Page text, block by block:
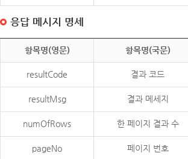
응답 메시지 명세
항목명(영문) 항목명(국문)
resultCode 결과 코드
resultMsg 결과 메세지
numOfRows 한 페이지 결과 수
pageNo 페이지 번호